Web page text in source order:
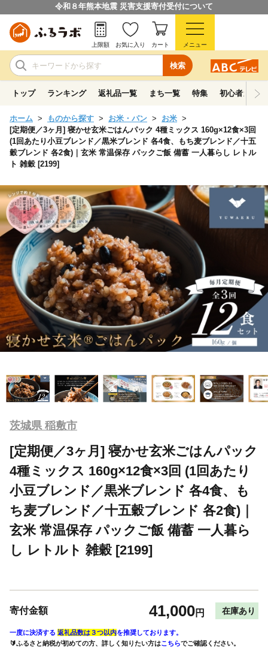
令和８年熊本地震 災害支援寄付受付について
検索
上限額 お気に入り カート メニュー
トップ ランキング 返礼品一覧 まち一覧 特集 初心者ガイド
ホーム ものから探す お米・パン
お米
[定期便／3ヶ月] 寝かせ玄米ごはんパック 4種ミックス 160g×12食×3回
(1回あたり小豆ブレンド／黒米ブレンド 各4食、もち麦ブレンド／十五
穀ブレンド 各2食)｜玄米 常温保存 パックご飯 備蓄 一人暮らし レトル
ト 雑穀 [2199]
茨城県 稲敷市
[定期便／3ヶ月] 寝かせ玄米ごはんパック
4種ミックス 160g×12食×3回 (1回あたり
小豆ブレンド／黒米ブレンド 各4食、も
ち麦ブレンド／十五穀ブレンド 各2食)｜
玄米 常温保存 パックご飯 備蓄 一人暮ら
し レトルト 雑穀 [2199]
寄付金額 41,000円 在庫あり
一度に決済する 返礼品数は３つ以内を推奨しております。
🔰ふるさと納税が初めての方、詳しく知りたい方はこちらでご確認ください。